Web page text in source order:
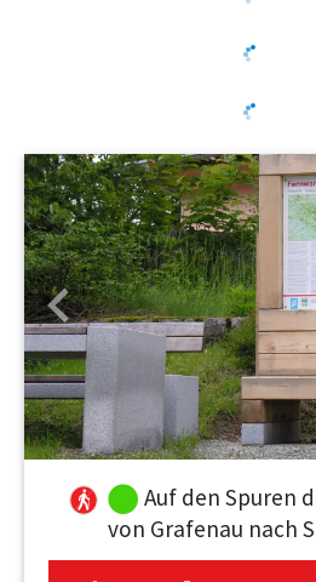
Previous
Auf den Spuren
von Grafenau nach